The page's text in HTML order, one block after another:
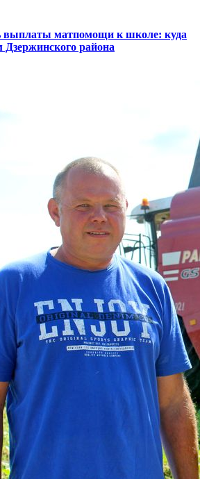
выплаты матпомощи к школе: куда
района